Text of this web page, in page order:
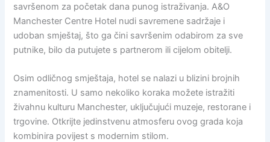
savršenom za početak dana punog istraživanja. A&O
Manchester Centre Hotel nudi savremene sadržaje i
udoban smještaj, što ga čini savršenim odabirom za sve
putnike, bilo da putujete s partnerom ili cijelom obitelji.
Osim odličnog smještaja, hotel se nalazi u blizini brojnih
znamenitosti. U samo nekoliko koraka možete istražiti
živahnu kulturu Manchester, uključujući muzeje, restorane i
trgovine. Otkrijte jedinstvenu atmosferu ovog grada koja
kombinira povijest s modernim stilom.